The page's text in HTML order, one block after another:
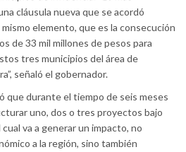
cláusula nueva que se acordó
elemento, que es la consecución
de 33 mil millones de pesos para
tres municipios del área de
señaló el gobernador.
que durante el tiempo de seis meses
uno, dos o tres proyectos bajo
va a generar un impacto, no
a la región, sino también